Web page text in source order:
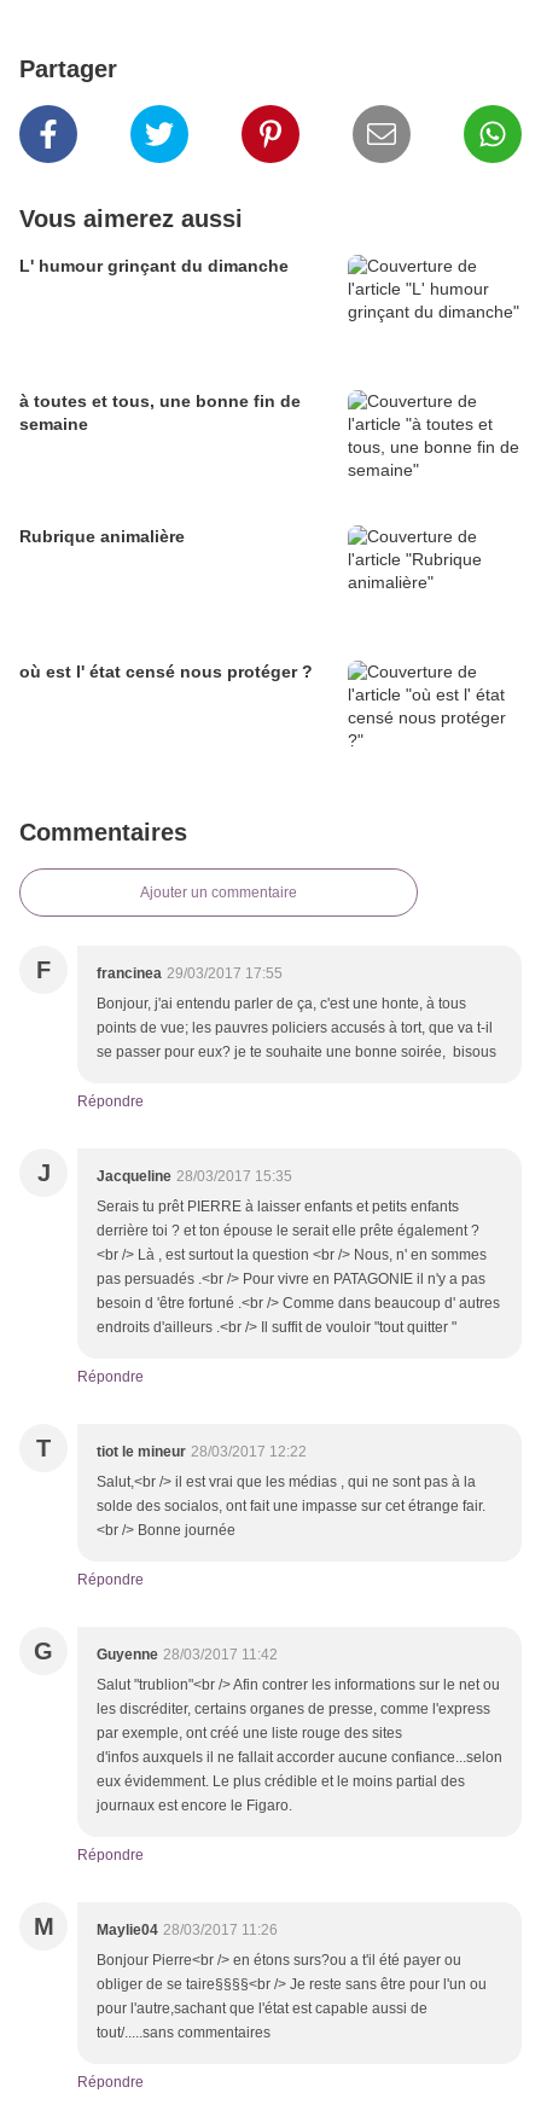
Partager
Vous aimerez aussi
L' humour grinçant du dimanche
à toutes et tous, une bonne fin de
semaine
Rubrique animalière
où est l' état censé nous protéger ?
Commentaires
Ajouter un commentaire
F francinea 29/03/2017 17:55
Bonjour, j'ai entendu parler de ça, c'est une honte, à tous
points de vue; les pauvres policiers accusés à tort, que va t-il
se passer pour eux? je te souhaite une bonne soirée, bisous
Répondre
J Jacqueline 28/03/2017 15:35
Serais tu prêt PIERRE à laisser enfants et petits enfants
derrière toi ? et ton épouse le serait elle prête également ?
<br /> Là , est surtout la question <br /> Nous, n' en sommes
pas persuadés .<br /> Pour vivre en PATAGONIE il n'y a pas
besoin d 'être fortuné .<br /> Comme dans beaucoup d' autres
endroits d'ailleurs .<br /> Il suffit de vouloir "tout quitter "
Répondre
T tiot le mineur 28/03/2017 12:22
Salut,<br /> il est vrai que les médias , qui ne sont pas à la
solde des socialos, ont fait une impasse sur cet étrange fair.
<br /> Bonne journée
Répondre
G Guyenne 28/03/2017 11:42
Salut "trublion"<br /> Afin contrer les informations sur le net ou
les discréditer, certains organes de presse, comme l'express
par exemple, ont créé une liste rouge des sites
d'infos auxquels il ne fallait accorder aucune confiance...selon
eux évidemment. Le plus crédible et le moins partial des
journaux est encore le Figaro.
Répondre
M Maylie04 28/03/2017 11:26
Bonjour Pierre<br /> en étons surs?ou a t'il été payer ou
obliger de se taire§§§§<br /> Je reste sans être pour l'un ou
pour l'autre,sachant que l'état est capable aussi de
tout/.....sans commentaires
Répondre